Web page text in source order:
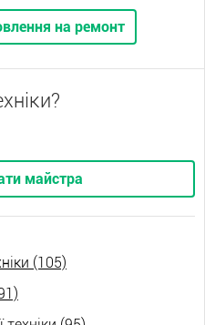
на ремонт
майстра
(105)